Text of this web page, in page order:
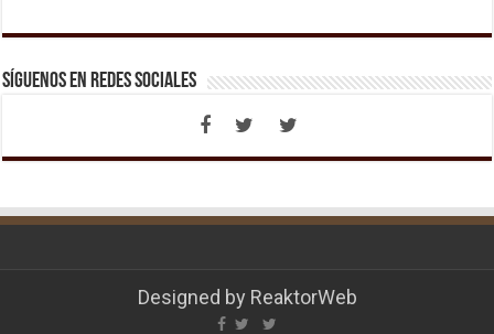
Síguenos en Redes Sociales
Designed by ReaktorWeb